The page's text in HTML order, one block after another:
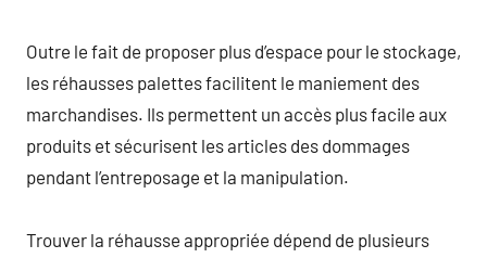
Outre le fait de proposer plus d’espace pour le stockage,
les réhausses palettes facilitent le maniement des
marchandises. Ils permettent un accès plus facile aux
produits et sécurisent les articles des dommages
pendant l’entreposage et la manipulation.
Trouver la réhausse appropriée dépend de plusieurs